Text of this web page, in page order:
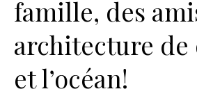
famille, des
architecture de
et l’océan!